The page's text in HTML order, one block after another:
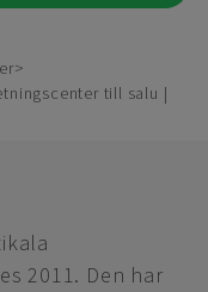
till salu |
2011. Den har